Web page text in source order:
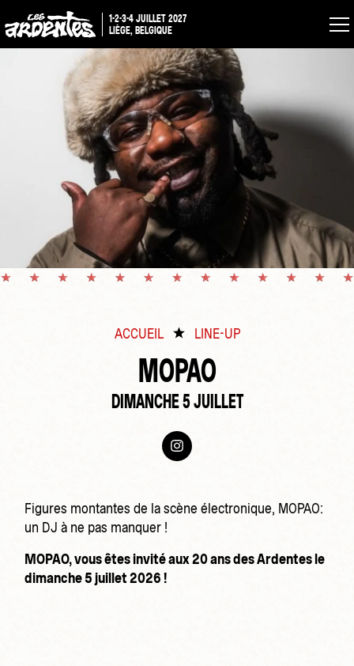
1-2-3-4 JUILLET 2027
LIÈGE, BELGIQUE
ACCUEIL LINE-UP
MOPAO
DIMANCHE 5 JUILLET
Figures montantes de la scène électronique, MOPAO:
un DJ à ne pas manquer !
MOPAO, vous êtes invité aux 20 ans des Ardentes le
dimanche 5 juillet 2026 !